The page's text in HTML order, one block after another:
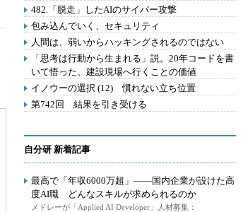
482.「脱走」したAIのサイバー攻撃
包み込んでいく、セキュリティ
人間は、弱いからハッキングされるのではない
「思考は行動から生まれる」説。20年コードを書
いて悟った、建設現場へ行くことの価値
イノウーの選択 (12) 慣れない立ち位置
第742回 結果を引き受ける
自分研 新着記事
最高で「年収6000万超」――国内企業が設けた高
度AI職 どんなスキルが求められるのか
メドレーが「Applied AI Developer」人材募集：